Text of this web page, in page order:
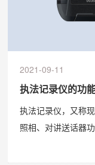
2021-09-11
执法记录仪的功
执法记录仪，又称
照相、对讲送话器
人员在各种环境中